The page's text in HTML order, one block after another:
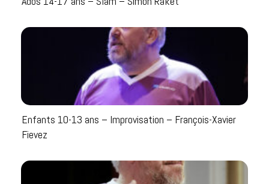
Enfants 10-13 ans – Improvisation – François-Xavier
Fievez